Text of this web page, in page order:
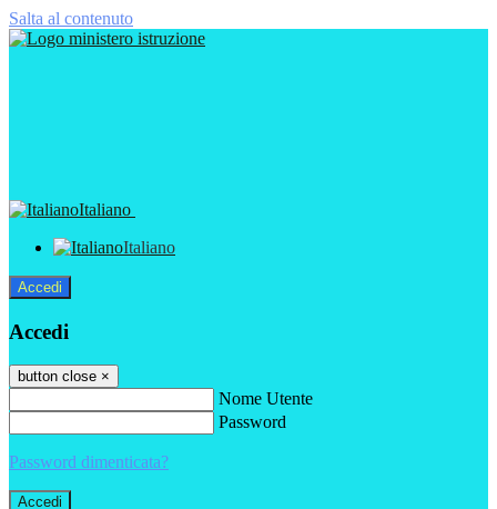
Salta al contenuto
Italiano
Italiano
Accedi
Accedi
button close ×
Nome Utente
Password
Password dimenticata?